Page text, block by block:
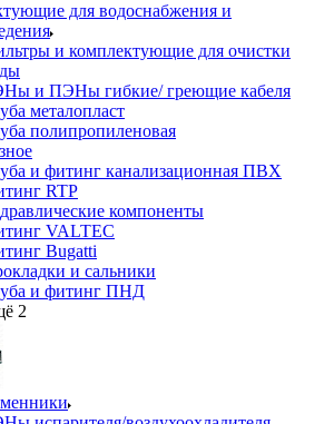
для водоснабжения и
и комплектующие для очистки
и ПЭНы гибкие/ греющие кабеля
металопласт
полипропиленовая
и фитинг канализационная ПВХ
RTP
компоненты
VALTEC
Bugatti
и сальники
и фитинг ПНД
2